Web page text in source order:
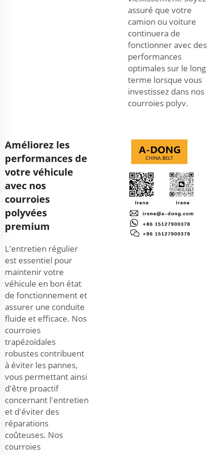
assuré que votre
camion ou voiture
continuera de
fonctionner avec des
performances
optimales sur le long
terme lorsque vous
investissez dans nos
courroies polyv.
Améliorez les
performances de
votre véhicule
avec nos
courroies
polyvées
premium
L'entretien régulier
est essentiel pour
maintenir votre
véhicule en bon état
de fonctionnement et
assurer une conduite
fluide et efficace. Nos
courroies
trapézoïdales
robustes contribuent
à éviter les pannes,
vous permettant ainsi
d'être proactif
concernant l'entretien
et d'éviter des
réparations
coûteuses. Nos
courroies